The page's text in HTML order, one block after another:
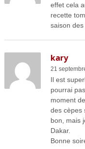
effet cela
recette
saison
kary
21
Il est
pourrai
moment
des cèpes
bon, mais
Dakar.
Bonne